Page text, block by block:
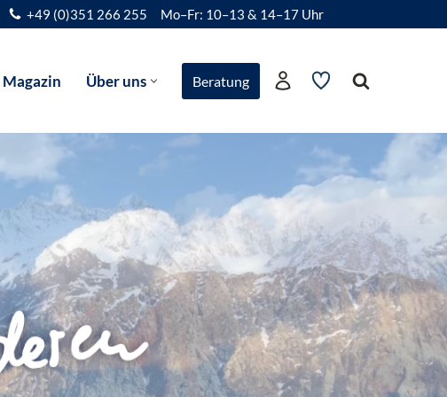
+49 (0)351 266 255 Mo–Fr: 10–13 & 14–17 Uhr
Magazin Über uns Beratung